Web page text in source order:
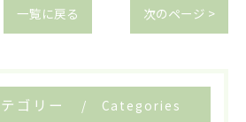
一覧に戻る 次のページ >
ゴリー Categories